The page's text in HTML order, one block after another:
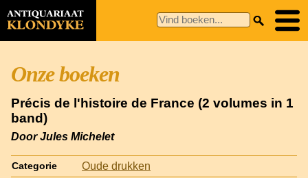
Onze boeken
Précis de l'histoire de France (2 volumes in 1
band)
Door Jules Michelet
Categorie Oude drukken